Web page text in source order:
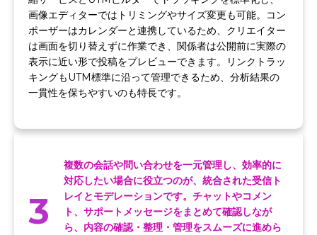
画像エディターではトリミングやサイズ変更も可能。コン
ポーザーはカレンダーと連携しているため、クリエイター
は画面を切り替えずに作業でき、関係者は公開前に実際の
表示に近い形で投稿をプレビューできます。リンクトラッ
キングもUTM標準に沿って管理できるため、分析結果の
一貫性を保ちやすいのも特長です。
3
複数の会話や問い合わせを一元管理し、効率的に
対応したい場合に役立つのが、統合された受信ト
レイとモデレーションです。チャットやコメン
ト、サポートメッセージをまとめて確認しなが
ら、内容の確認・整理・管理をスムーズに進めら